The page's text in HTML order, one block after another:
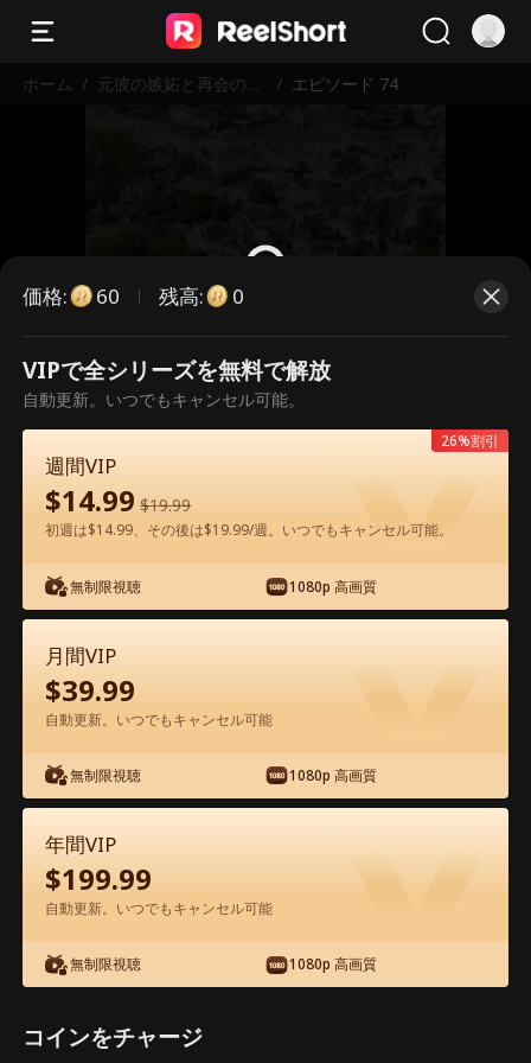
ホーム / 元彼の嫉妬と再会のワ
/ エピソード 74
こちらは有料のエピソードです。視
聴いただくには解放が必要です。
アプリ内で無料視聴可能
エピソード74 - 元彼の嫉妬と再会のワイ
ン～隠された真実～ 映画フル
0-49 50-75
71 73 74
価格: 60 残高: 0
VIPで全シリーズを無料で解放
自動更新。いつでもキャンセル可能。
週間VIP
$14.99 $19.99
初週は$14.99、その後は$19.99/週。いつでもキャンセル可能。
無制限視聴 1080p 高画質
26%割引
月間VIP
$39.99
自動更新。いつでもキャンセル可能
無制限視聴 1080p 高画質
年間VIP
$199.99
自動更新。いつでもキャンセル可能
無制限視聴 1080p 高画質
コインをチャージ